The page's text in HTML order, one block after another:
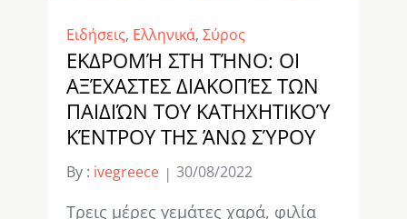
Ειδήσεις, Ελληνικά, Σύρος
ΕΚΔΡΟΜΉ ΣΤΗ ΤΉΝΟ: ΟΙ
ΑΞΈΧΑΣΤΕΣ ΔΙΑΚΟΠΈΣ ΤΩΝ
ΠΑΙΔΙΏΝ ΤΟΥ ΚΑΤΗΧΗΤΙΚΟΎ
ΚΈΝΤΡΟΥ ΤΗΣ ΆΝΩ ΣΎΡΟΥ
By : ivegreece 30/08/2022
Τρεις μέρες γεμάτες χαρά, φιλία